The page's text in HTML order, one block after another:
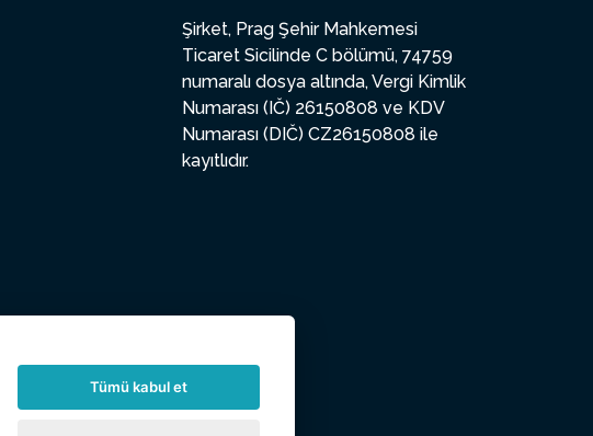
Şirket, Prag Şehir Mahkemesi
Ticaret Sicilinde C bölümü, 74759
numaralı dosya altında, Vergi Kimlik
Numarası (IČ) 26150808 ve KDV
Numarası (DIČ) CZ26150808 ile
kayıtlıdır.
Tümü kabul et